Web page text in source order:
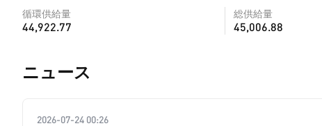
循環供給量
44,922.77
総供給量
45,006.88
​​ニュース​​
2026-07-24 00:26